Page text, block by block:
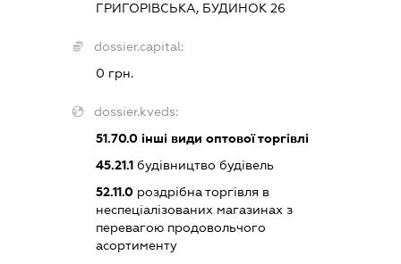
ГРИГОРІВСЬКА, БУДИНОК 26
dossier.capital:
0 грн.
dossier.kveds:
51.70.0 інші види оптової торгівлі
45.21.1 будівництво будівель
52.11.0 роздрібна торгівля в
неспеціалізованих магазинах з
перевагою продовольчого
асортименту